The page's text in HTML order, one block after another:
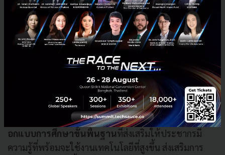
ชัดเจนเพื่อควบคุมผลกระทบจากการทดลองให้อยู่ใน
ขอบเขตที่ดูแลได้ เช่นในสิงคโปร์ซึ่งพิจารณาเปิด
Sandbox สำหรับผู้พัฒนา Deep Tech ในแวดวงการเงิน ที่
กำหนดระยะเวลาให้ทดลองได้ไม่เกิน 2 ปี เพื่อดูผลกระทบ
แล้วนำมาเป็นข้อมูลสร้างมาตรการรองรับที่เหมาะสมต่อ
ส่วนในระยะกลางและยาว ภาครัฐจำเป็นต้องวางแผน
รองรับทั้งระบบเพื่อให้เกิด Ecosystem ที่สมบูรณ์ ทั้งการอ
อกแบบการศึกษาขั้นพื้นฐานที่ส่งเสริมให้ประชากรมี
ความรู้ที่พร้อมจะใช้งานเทคโนโลยีที่สูงขึ้น ส่งเสริมการ